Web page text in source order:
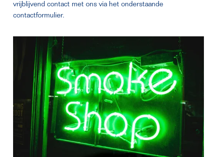
vrijblijvend contact met ons via het onderstaande
contactformulier.